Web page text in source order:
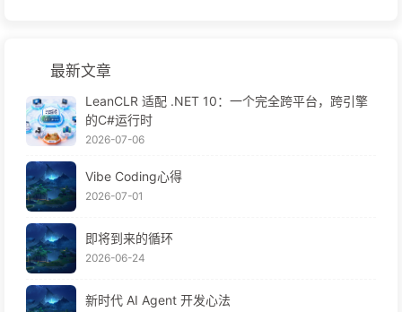
最新文章
LeanCLR 适配 .NET 10：一个完全跨平台，跨引擎
的C#运行时
2026-07-06
Vibe Coding心得
2026-07-01
即将到来的循环
2026-06-24
新时代 AI Agent 开发心法